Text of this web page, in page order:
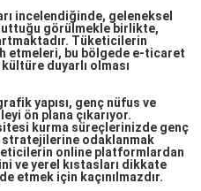
incelendiğinde, geleneksel
görülmekle birlikte,
Tüketicilerin
etmeleri, bu bölgede e-ticaret
duyarlı olması
yapısı, genç nüfus ve
ön plana çıkarıyor.
kurma süreçlerinizde genç
odaklanmak
online platformlardan
ve yerel kıstasları dikkate
etmek için kaçınılmazdır.